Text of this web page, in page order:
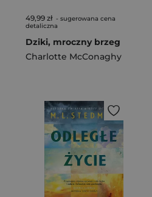
49,99 zł - sugerowana cena
detaliczna
Dziki, mroczny brzeg
Charlotte McConaghy